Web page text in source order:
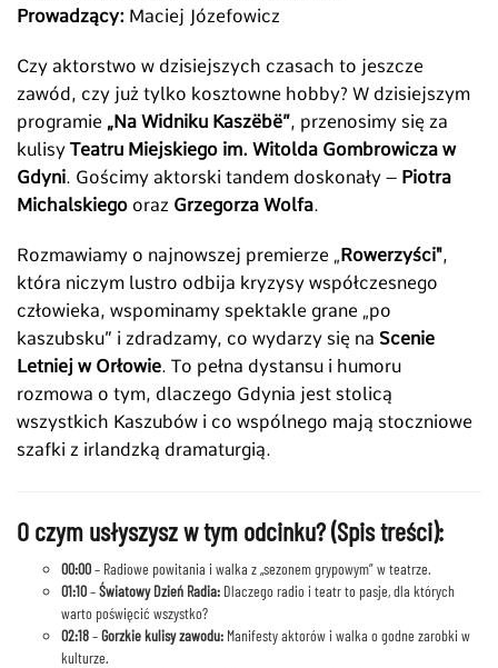
Prowadzący: Maciej Józefowicz
Czy aktorstwo w dzisiejszych czasach to jeszcze
zawód, czy już tylko kosztowne hobby? W dzisiejszym
programie „Na Widniku Kaszëbë”, przenosimy się za
kulisy Teatru Miejskiego im. Witolda Gombrowicza w
Gdyni. Gościmy aktorski tandem doskonały – Piotra
Michalskiego oraz Grzegorza Wolfa.
Rozmawiamy o najnowszej premierze „Rowerzyści",
która niczym lustro odbija kryzysy współczesnego
człowieka, wspominamy spektakle grane „po
kaszubsku” i zdradzamy, co wydarzy się na Scenie
Letniej w Orłowie. To pełna dystansu i humoru
rozmowa o tym, dlaczego Gdynia jest stolicą
wszystkich Kaszubów i co wspólnego mają stoczniowe
szafki z irlandzką dramaturgią.
O czym usłyszysz w tym odcinku? (Spis treści):
00:00– Radiowe powitania i walka z „sezonem grypowym” w teatrze.
01:10–Światowy Dzień Radia: Dlaczego radio i teatr to pasje, dla których
warto poświęcić wszystko?
02:18–Gorzkie kulisy zawodu: Manifesty aktorów i walka o godne zarobki w
kulturze.